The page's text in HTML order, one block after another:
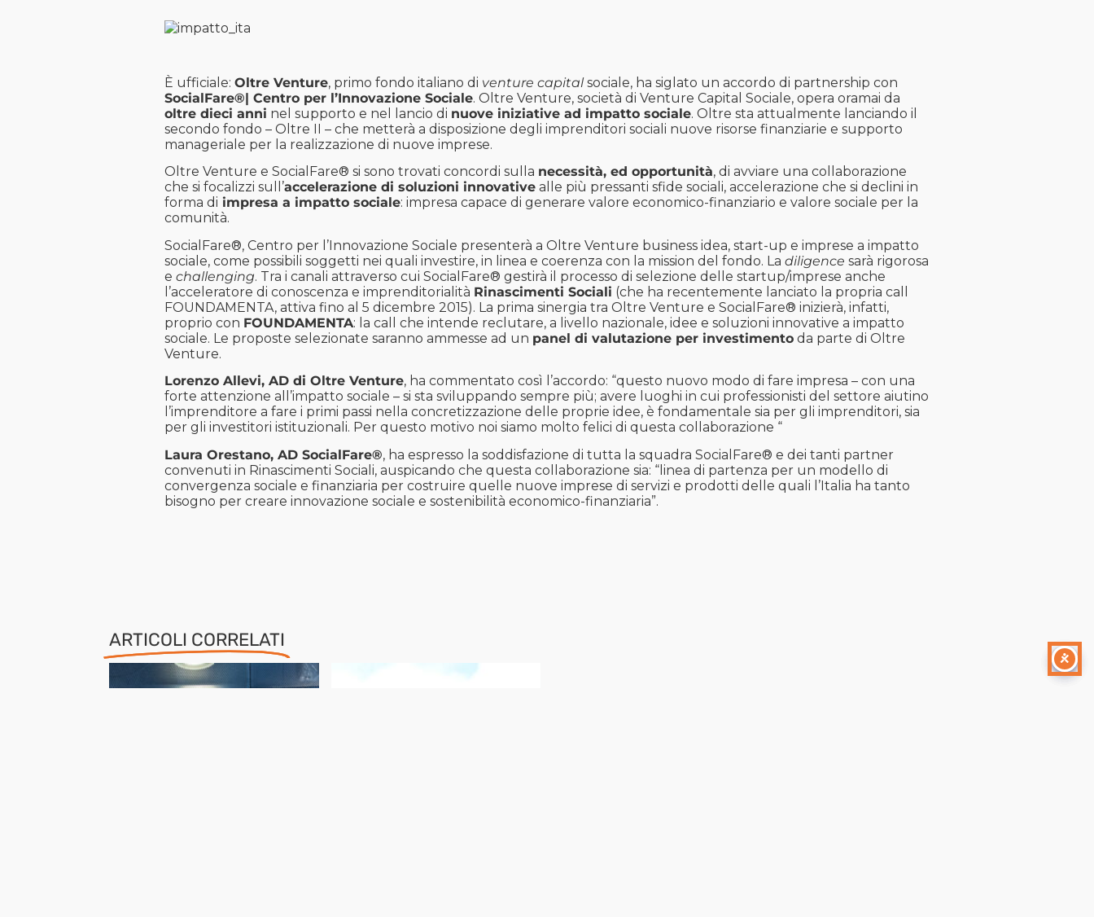
È ufficiale: Oltre Venture, primo fondo italiano di venture capitalsociale, ha siglato un accordo di partnership con
SocialFare®| Centro per l’Innovazione Sociale. Oltre Venture, società di Venture Capital Sociale, opera oramai da
oltre dieci anni nel supporto e nel lancio di nuove iniziative ad impatto sociale. Oltre sta attualmente lanciando il
secondo fondo – Oltre II – che metterà a disposizione degli imprenditori sociali nuove risorse finanziarie e supporto
manageriale per la realizzazione di nuove imprese.
Oltre Venture e SocialFare® si sono trovati concordi sulla necessità, ed opportunità, di avviare una collaborazione
che si focalizzi sull’accelerazione di soluzioni innovativealle più pressanti sfide sociali, accelerazione che si declini in
forma di impresa a impatto sociale: impresa capace di generare valore economico-finanziario e valore sociale per la
comunità.
SocialFare®, Centro per l’Innovazione Sociale presenterà a Oltre Venture business idea, start-up e imprese a impatto
sociale, come possibili soggetti nei quali investire, in linea e coerenza con la mission del fondo. La diligence sarà rigorosa
e challenging. Tra i canali attraverso cui SocialFare® gestirà il processo di selezione delle startup/imprese anche
l’acceleratore di conoscenza e imprenditorialità Rinascimenti Sociali (che ha recentemente lanciato la propria call
FOUNDAMENTA, attiva fino al 5 dicembre 2015). La prima sinergia tra Oltre Venture e SocialFare® inizierà, infatti,
proprio con FOUNDAMENTA: la call che intende reclutare, a livello nazionale, idee e soluzioni innovative a impatto
sociale. Le proposte selezionate saranno ammesse ad un panel di valutazione per investimentoda parte di Oltre
Venture.
Lorenzo Allevi, AD di Oltre Venture, ha commentato così l’accordo: “questo nuovo modo di fare impresa – con una
forte attenzione all’impatto sociale – si sta sviluppando sempre più; avere luoghi in cui professionisti del settore aiutino
l’imprenditore a fare i primi passi nella concretizzazione delle proprie idee, è fondamentale sia per gli imprenditori, sia
per gli investitori istituzionali. Per questo motivo noi siamo molto felici di questa collaborazione “
Laura Orestano, AD SocialFare®, ha espresso la soddisfazione di tutta la squadra SocialFare® e dei tanti partner
convenuti in Rinascimenti Sociali, auspicando che questa collaborazione sia: “linea di partenza per un modello di
convergenza sociale e finanziaria per costruire quelle nuove imprese di servizi e prodotti delle quali l’Italia ha tanto
bisogno per creare innovazione sociale e sostenibilità economico-finanziaria”.
ARTICOLI CORRELATI